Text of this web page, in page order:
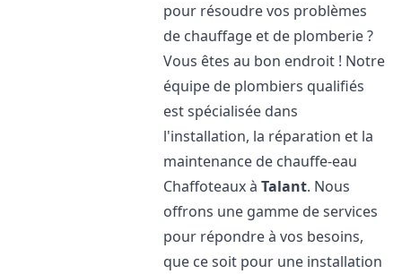
pour résoudre vos problèmes
de chauffage et de plomberie ?
Vous êtes au bon endroit ! Notre
équipe de plombiers qualifiés
est spécialisée dans
l'installation, la réparation et la
maintenance de chauffe-eau
Chaffoteaux àTalant. Nous
offrons une gamme de services
pour répondre à vos besoins,
que ce soit pour une installation